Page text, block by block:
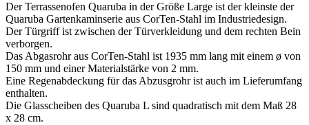
Der Terrassenofen Quaruba in der Größe Large ist der kleinste der
Quaruba Gartenkaminserie aus CorTen-Stahl im Industriedesign.
Der Türgriff ist zwischen der Türverkleidung und dem rechten Bein
verborgen.
Das Abgasrohr aus CorTen-Stahl ist 1935 mm lang mit einem ø von
150 mm und einer Materialstärke von 2 mm.
Eine Regenabdeckung für das Abzusgrohr ist auch im Lieferumfang
enthalten.
Die Glasscheiben des Quaruba L sind quadratisch mit dem Maß 28
x 28 cm.